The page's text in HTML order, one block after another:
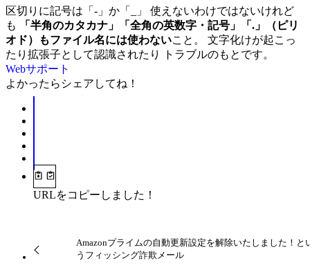
区切りに記号は「-」か「_」 使えないわけではないけれど
も
「半角のカタカナ」「全角の英数字・記号」「.」（ピリ
オド）もファイル名には使わないこと。 文字化けが起こっ
たり拡張子として認識されたり トラブルのもとです。
Webサポート
よかったらシェアしてね！
URLをコピーしました！
Amazonプライムの自動更新設定を解除いたしました！と
うフィッシング詐欺メール